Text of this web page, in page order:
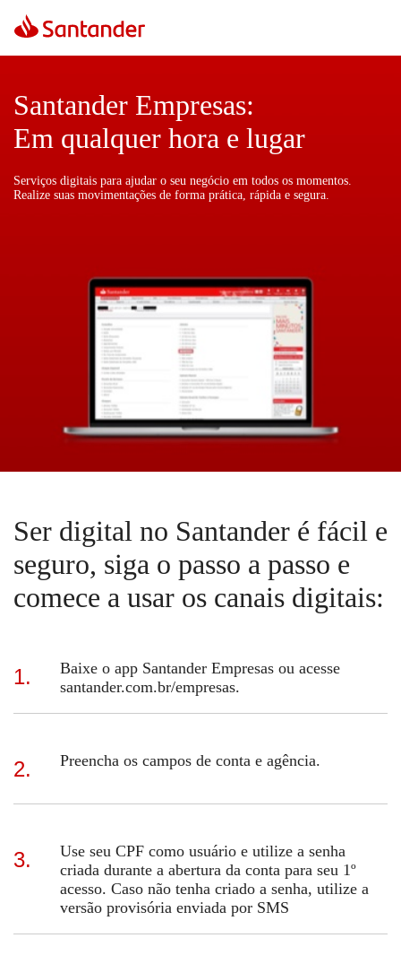
Santander Empresas:
Em qualquer hora e lugar
Serviços digitais para ajudar o seu negócio em todos os momentos.
Realize suas movimentações de forma prática, rápida e segura.
Ser digital no Santander é fácil e
seguro, siga o passo a passo e
comece a usar os canais digitais:
1.
Baixe o app Santander Empresas ou acesse
santander.com.br/empresas.
2. Preencha os campos de conta e agência.
3.
Use seu CPF como usuário e utilize a senha
criada durante a abertura da conta para seu 1º
acesso. Caso não tenha criado a senha, utilize a
versão provisória enviada por SMS